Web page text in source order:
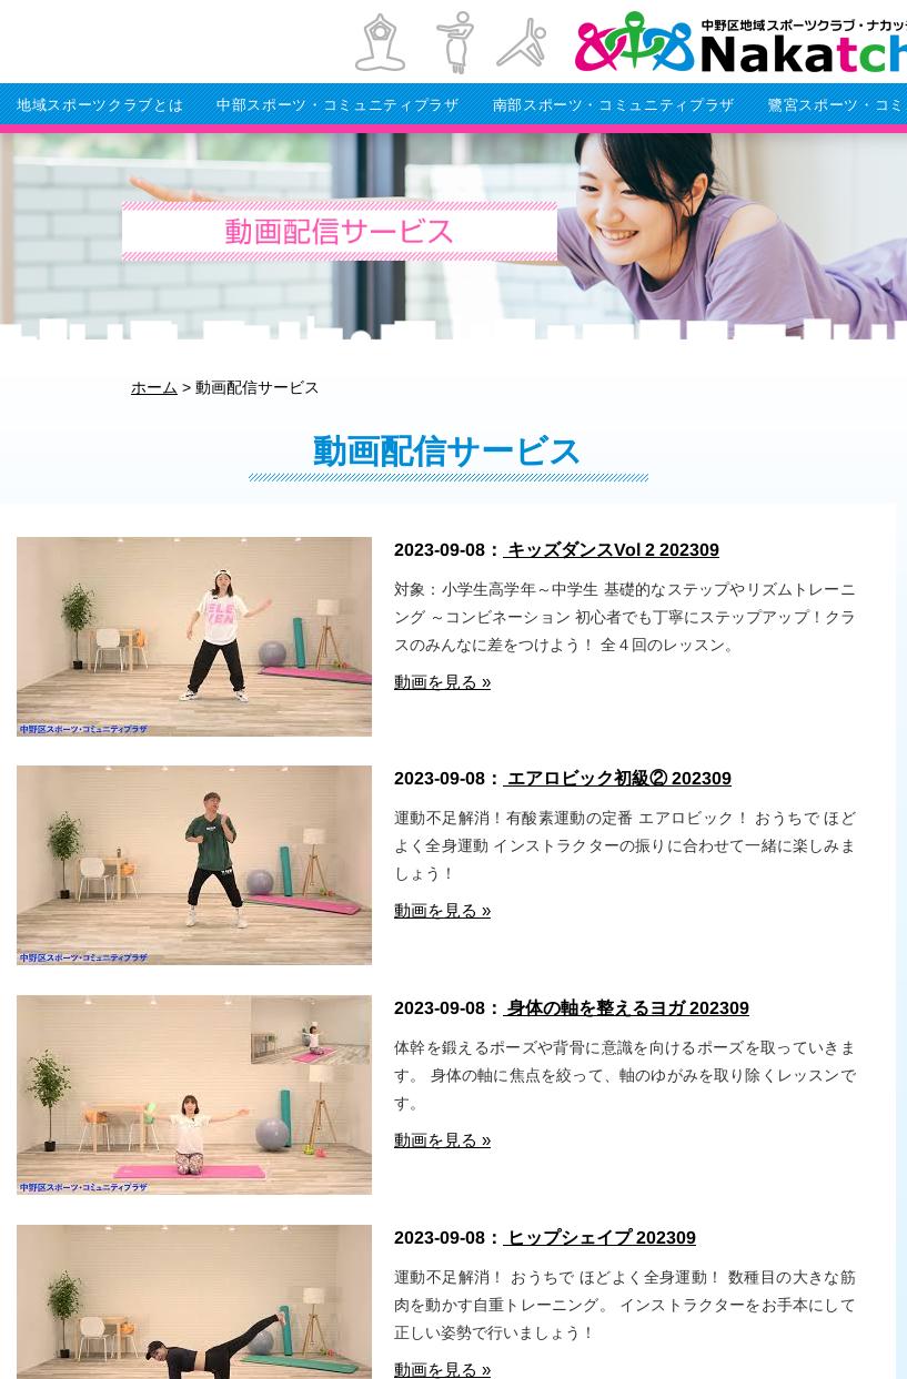
地域スポーツクラブとは 中部スポーツ・コミュニティプラザ 南部スポーツ・コミュニティプラザ 鷺宮スポーツ・コ
ホーム > 動画配信サービス
動画配信サービス
2023-09-08： キッズダンスVol 2 202309
対象：小学生高学年～中学生 基礎的なステップやリズムトレーニ
ング ～コンビネーション 初心者でも丁寧にステップアップ！クラ
スのみんなに差をつけよう！ 全４回のレッスン。
動画を見る »
2023-09-08： エアロビック初級② 202309
運動不足解消！有酸素運動の定番 エアロビック！ おうちで ほど
よく全身運動 インストラクターの振りに合わせて一緒に楽しみま
しょう！
動画を見る »
2023-09-08： 身体の軸を整えるヨガ 202309
体幹を鍛えるポーズや背骨に意識を向けるポーズを取っていきま
す。 身体の軸に焦点を絞って、軸のゆがみを取り除くレッスンで
す。
動画を見る »
2023-09-08： ヒップシェイプ 202309
運動不足解消！ おうちで ほどよく全身運動！ 数種目の大きな筋
肉を動かす自重トレーニング。 インストラクターをお手本にして
正しい姿勢で行いましょう！
動画を見る »